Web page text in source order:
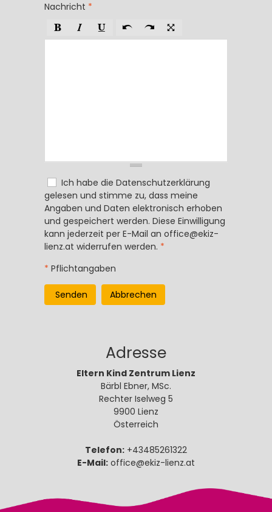
Nachricht *
Ich habe dieDatenschutzerklärung
gelesen und stimme zu, dass meine
Angaben und Daten elektronisch erhoben
und gespeichert werden. Diese Einwilligung
kann jederzeit per E-Mail anoffice@ekiz-
lienz.at widerrufen werden. *
* Pflichtangaben
Senden Abbrechen
Adresse
Eltern Kind Zentrum Lienz
Bärbl Ebner, MSc.
Rechter Iselweg 5
9900 Lienz
Österreich
Telefon: +43485261322
E-Mail: office@ekiz-lienz.at